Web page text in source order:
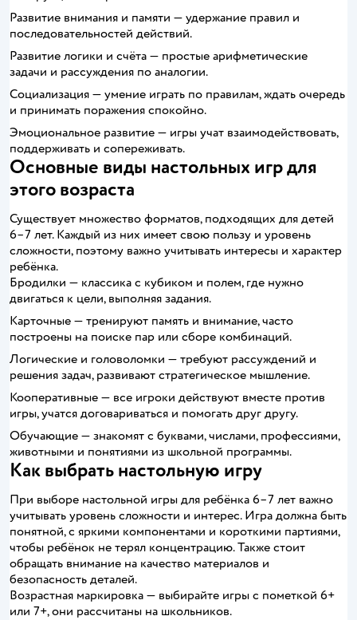
Развитие внимания и памяти — удержание правил и
последовательностей действий.
Развитие логики и счёта — простые арифметические
задачи и рассуждения по аналогии.
Социализация — умение играть по правилам, ждать очередь
и принимать поражения спокойно.
Эмоциональное развитие — игры учат взаимодействовать,
поддерживать и сопереживать.
Основные виды настольных игр для
этого возраста
Существует множество форматов, подходящих для детей
6–7 лет. Каждый из них имеет свою пользу и уровень
сложности, поэтому важно учитывать интересы и характер
ребёнка.
Бродилки — классика с кубиком и полем, где нужно
двигаться к цели, выполняя задания.
Карточные — тренируют память и внимание, часто
построены на поиске пар или сборе комбинаций.
Логические и головоломки — требуют рассуждений и
решения задач, развивают стратегическое мышление.
Кооперативные — все игроки действуют вместе против
игры, учатся договариваться и помогать друг другу.
Обучающие — знакомят с буквами, числами, профессиями,
животными и понятиями из школьной программы.
Как выбрать настольную игру
При выборе настольной игры для ребёнка 6–7 лет важно
учитывать уровень сложности и интерес. Игра должна быть
понятной, с яркими компонентами и короткими партиями,
чтобы ребёнок не терял концентрацию. Также стоит
обращать внимание на качество материалов и
безопасность деталей.
Возрастная маркировка — выбирайте игры с пометкой 6+
или 7+, они рассчитаны на школьников.